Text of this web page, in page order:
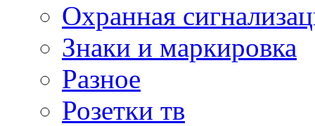
Охранная
Знаки и маркировка
Разное
Розетки тв